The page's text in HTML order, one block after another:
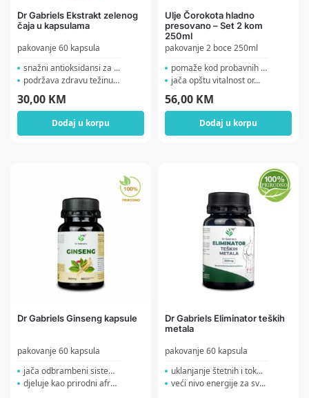
Dr Gabriels Ekstrakt zelenog
čaja u kapsulama
pakovanje 60 kapsula
snažni antioksidansi za ...
podržava zdravu težinu ...
30,00 KM
Dodaj u korpu
Ulje Čorokota hladno
presovano – Set 2 kom
250ml
pakovanje 2 boce 250ml
pomaže kod probavnih teg...
jača opštu vitalnost or...
56,00 KM
Dodaj u korpu
Dr Gabriels Ginseng kapsule
pakovanje 60 kapsula
jača odbrambeni sistem p...
djeluje kao prirodni afro...
Dr Gabriels Eliminator teških
metala
pakovanje 60 kapsula
uklanjanje štetnih i tok...
veći nivo energije za sv...